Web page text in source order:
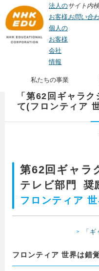
法人の
お客様
個人の
お客様
会社
情報
サイト内
お問い合
私たちの事業
> 「第62回ギャラ
界は錯覚で出来ている)
「第62回ギャラ
て(フロンティア
第62回ギャラ
テレビ部門 奨
フロンティア
「
フロンティア 世界は錯